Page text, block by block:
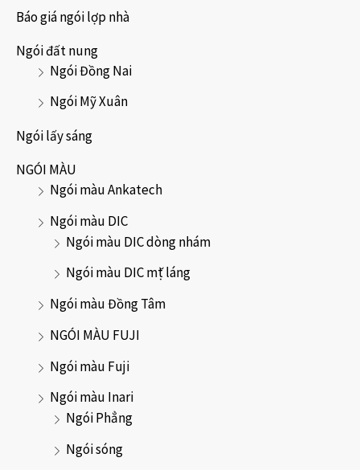
Báo giá ngói lợp nhà
Ngói đất nung
Ngói Đồng Nai
Ngói Mỹ Xuân
Ngói lấy sáng
NGÓI MÀU
Ngói màu Ankatech
Ngói màu DIC
Ngói màu DIC dòng nhám
Ngói màu DIC mặt láng
Ngói màu Đồng Tâm
NGÓI MÀU FUJI
Ngói màu Fuji
Ngói màu Inari
Ngói Phẳng
Ngói sóng